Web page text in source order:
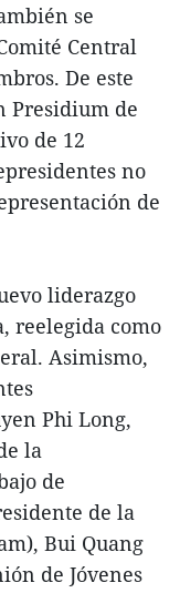
se
Central
De este
Presidium de
de 12
no
de
liderazgo
reelegida como
Asimismo,
Phi Long,
la
de
de la
Bui Quang
de Jóvenes